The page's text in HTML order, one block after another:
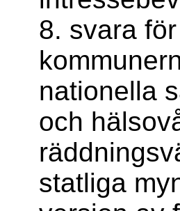
8. svara
nationella
och
statliga